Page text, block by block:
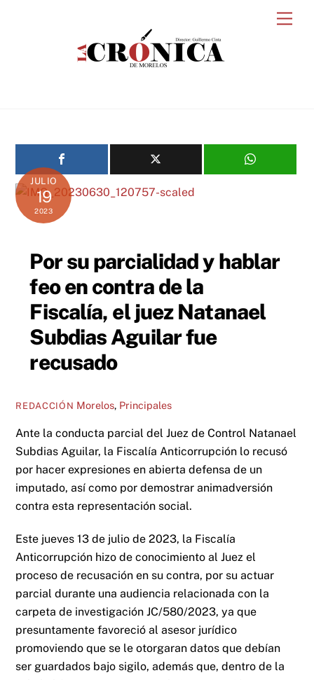
JULIO
19
2023
Por su parcialidad y hablar
feo en contra de la
Fiscalía, el juez Natanael
Subdias Aguilar fue
recusado
REDACCIÓN Morelos, Principales
Ante la conducta parcial del Juez de Control Natanael
Subdias Aguilar, la Fiscalía Anticorrupción lo recusó
por hacer expresiones en abierta defensa de un
imputado, así como por demostrar animadversión
contra esta representación social.
Este jueves 13 de julio de 2023, la Fiscalía
Anticorrupción hizo de conocimiento al Juez el
proceso de recusación en su contra, por su actuar
parcial durante una audiencia relacionada con la
carpeta de investigación JC/580/2023, ya que
presuntamente favoreció al asesor jurídico
promoviendo que se le otorgaran datos que debían
ser guardados bajo sigilo, además que, dentro de la